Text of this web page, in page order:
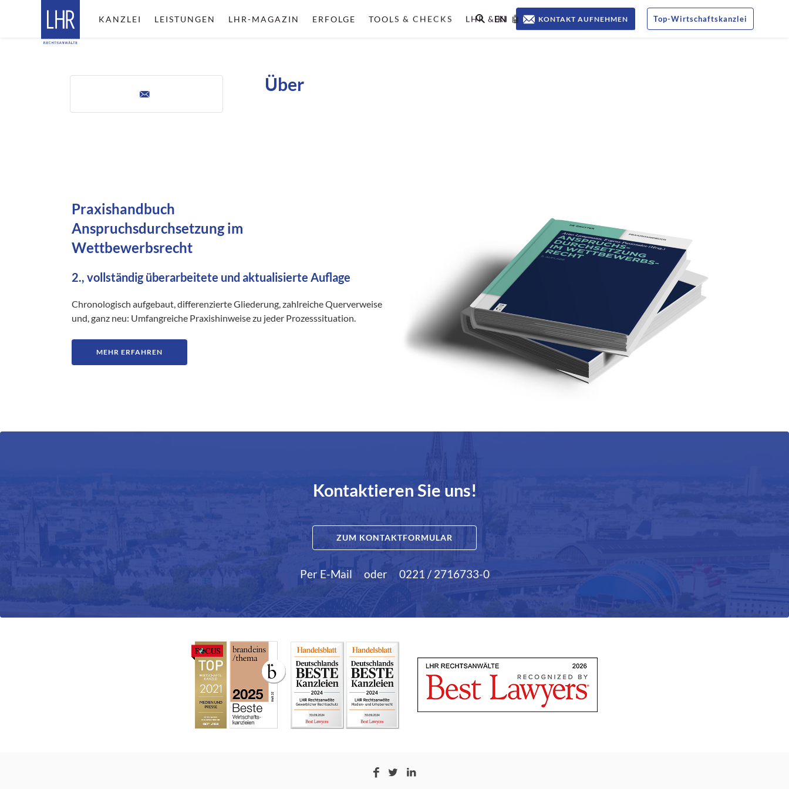
Top-Wirtschaftskanzlei
KONTAKT AUFNEHMEN
KANZLEI LEISTUNGEN LHR-MAGAZIN ERFOLGE TOOLS & CHECKS LHR & KI 🤖
EN
Über
Praxishandbuch
Anspruchsdurchsetzung im
Wettbewerbsrecht
2., vollständig überarbeitete und aktualisierte Auflage
Chronologisch aufgebaut, differenzierte Gliederung, zahlreiche Querverweise
und, ganz neu: Umfangreiche Praxishinweise zu jeder Prozesssituation.
MEHR ERFAHREN
Kontaktieren Sie uns!
ZUM KONTAKTFORMULAR
Per E-Mail oder 0221 / 2716733-0